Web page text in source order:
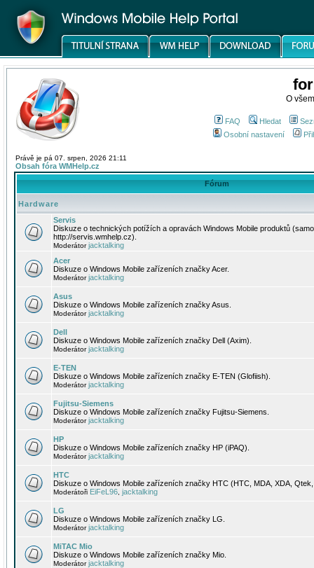
O
FAQ Hledat
Osobní nastavení
Právě je pá 07. srpen, 2026 21:11
Obsah fóra WMHelp.cz
Fórum
Hardware
Servis
Diskuze o technických potížích a opravách Windows Mobile produktů
http://servis.wmhelp.cz).
Moderátorjacktalking
Acer
Diskuze o Windows Mobile zařízeních značky Acer.
Moderátorjacktalking
Asus
Diskuze o Windows Mobile zařízeních značky Asus.
Moderátorjacktalking
Dell
Diskuze o Windows Mobile zařízeních značky Dell (Axim).
Moderátorjacktalking
E-TEN
Diskuze o Windows Mobile zařízeních značky E-TEN (Glofiish).
Moderátorjacktalking
Fujitsu-Siemens
Diskuze o Windows Mobile zařízeních značky Fujitsu-Siemens.
Moderátorjacktalking
HP
Diskuze o Windows Mobile zařízeních značky HP (iPAQ).
Moderátorjacktalking
HTC
Diskuze o Windows Mobile zařízeních značky HTC (HTC, MDA, XDA,
Moderátoři EiFeL96 jacktalking
LG
Diskuze o Windows Mobile zařízeních značky LG.
Moderátorjacktalking
MiTAC Mio
Diskuze o Windows Mobile zařízeních značky Mio.
Moderátorjacktalking